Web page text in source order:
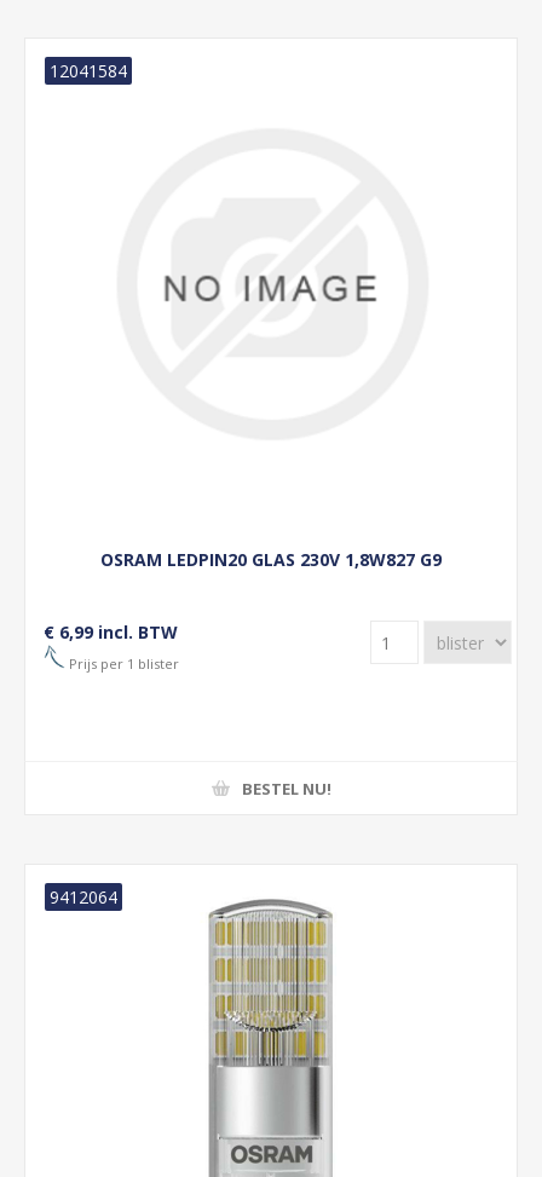
OSRAM LEDPIN20 GLAS 230V 1,8W827 G9
12041584
€ 6,99 incl. BTW
Prijs per 1 blister
BESTEL NU!
9412064